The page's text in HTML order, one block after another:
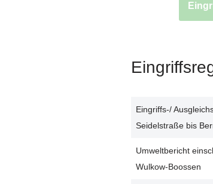
Eingriffs-/
Seidelstraße bis
Umweltbericht
Wulkow-Boossen